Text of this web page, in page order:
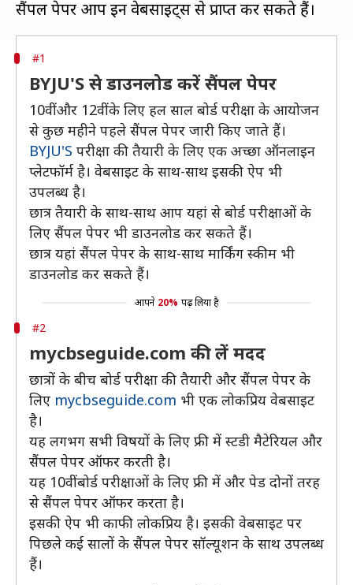
#1
BYJU'S से डाउनलोड करें सैंपल पेपर
10वीं और 12वीं के लिए हल साल बोर्ड परीक्षा के आयोजन
से कुछ महीने पहले सैंपल पेपर जारी किए जाते हैं।
BYJU'S परीक्षा की तैयारी के लिए एक अच्छा ऑनलाइन
प्लेटफॉर्म है। वेबसाइट के साथ-साथ इसकी ऐप भी
उपलब्ध है।
छात्र तैयारी के साथ-साथ आप यहां से बोर्ड परीक्षाओं के
लिए सैंपल पेपर भी डाउनलोड कर सकते हैं।
छात्र यहां सैंपल पेपर के साथ-साथ मार्किंग स्कीम भी
डाउनलोड कर सकते हैं।
आपने 20% पढ़ लिया है
#2
mycbseguide.com की लें मदद
छात्रों के बीच बोर्ड परीक्षा की तैयारी और सैंपल पेपर के
लिए mycbseguide.com भी एक लोकप्रिय वेबसाइट
है।
यह लगभग सभी विषयों के लिए फ्री में स्टडी मैटेरियल और
सैंपल पेपर ऑफर करती है।
यह 10वीं बोर्ड परीक्षाओं के लिए फ्री में और पेड दोनों तरह
से सैंपल पेपर ऑफर करता है।
इसकी ऐप भी काफी लोकप्रिय है। इसकी वेबसाइट पर
पिछले कई सालों के सैंपल पेपर सॉल्यूशन के साथ उपलब्ध
हैं।